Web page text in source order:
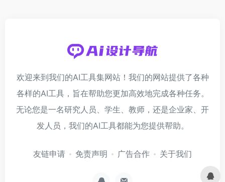
欢迎来到我们的AI工具集网站！我们的网站提供了各种
各样的AI工具，旨在帮助您更加高效地完成各种任务。
无论您是一名研究人员、学生、教师，还是企业家、开
发人员，我们的AI工具都能为您提供帮助。
友链申请 免责声明 广告合作 关于我们